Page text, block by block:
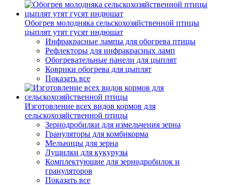
Обогрев молодняка сельскохозяйственной птицы
цыплят утят гусят индюшат
Инфракрасные лампы для обогрева птицы
Рефлекторы для инфракрасных ламп
Обогревательные панели для цыплят
Коврики обогрева для цыплят
Показать все
Изготовление всех видов кормов для
сельскохозяйственной птицы
Зернодробилки для измельчения зерна
Грануляторы для комбикорма
Мельницы для зерна
Лущилки для кукурузы
Комплектующие для зернодробилок и
грануляторов
Показать все